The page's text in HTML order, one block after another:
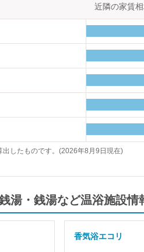
近隣の家賃
出したものです。(2026年8月9日現在)
湯・銭湯など温浴施設情
香気浴エコリ